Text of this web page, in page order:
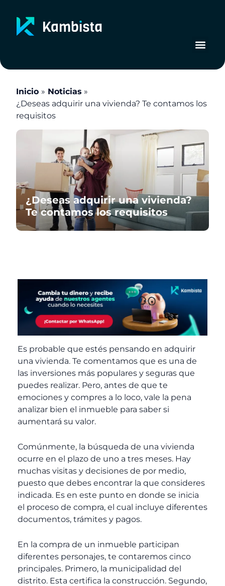
contenido
Inicio
Noticias
¿Deseas adquirir una vivienda? Te contamos los
requisitos
¿Deseas adquirir una vivienda?
Te contamos los requisitos
Es probable que estés pensando en adquirir
una vivienda. Te comentamos que es una de
las inversiones más populares y seguras que
puedes realizar. Pero, antes de que te
emociones y compres a lo loco, vale la pena
analizar bien el inmueble para saber si
aumentará su valor.
Comúnmente, la búsqueda de una vivienda
ocurre en el plazo de uno a tres meses. Hay
muchas visitas y decisiones de por medio,
puesto que debes encontrar la que consideres
indicada. Es en este punto en donde se inicia
el proceso de compra, el cual incluye diferentes
documentos, trámites y pagos.
En la compra de un inmueble participan
diferentes personajes, te contaremos cinco
principales. Primero, la municipalidad del
distrito. Esta certifica la construcción. Segundo,